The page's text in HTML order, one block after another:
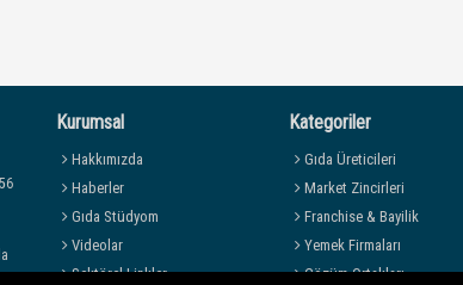
Kurumsal
Hakkımızda
Haberler
Gıda Stüdyom
Videolar
Sektörel Linkler
Kategoriler
Gıda Üreticileri
Market Zincirleri
Franchise & Bayilik
Yemek Firmaları
Çözüm Ortakları